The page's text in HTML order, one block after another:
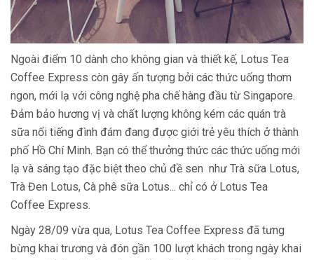
Ngoài điểm 10 dành cho không gian và thiết kế, Lotus Tea
Coffee Express còn gây ấn tượng bởi các thức uống thơm
ngon, mới lạ với công nghệ pha chế hàng đầu từ Singapore.
Đảm bảo hương vị và chất lượng không kém các quán trà
sữa nổi tiếng đình đám đang được giới trẻ yêu thích ở thành
phố Hồ Chí Minh. Bạn có thể thưởng thức các thức uống mới
lạ và sáng tạo đặc biệt theo chủ đề sen như Trà sữa Lotus,
Trà Đen Lotus, Cà phê sữa Lotus... chỉ có ở Lotus Tea
Coffee Express.
Ngày 28/09 vừa qua, Lotus Tea Coffee Express đã tưng
bừng khai trương và đón gần 100 lượt khách trong ngày khai